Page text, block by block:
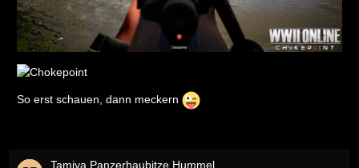
So erst schauen, dann meckern
Tamiya Panzerhaubitze Hummel